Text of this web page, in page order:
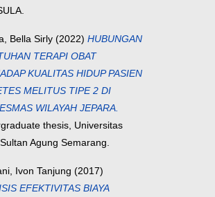
Bella Sirly (2022) HUBUNGAN
TERAPI OBAT
KUALITAS HIDUP PASIEN
MELITUS TIPE 2 DI
WILAYAH JEPARA.
thesis, Universitas
Agung Semarang.
Ivon Tanjung (2017)
EFEKTIVITAS BIAYA